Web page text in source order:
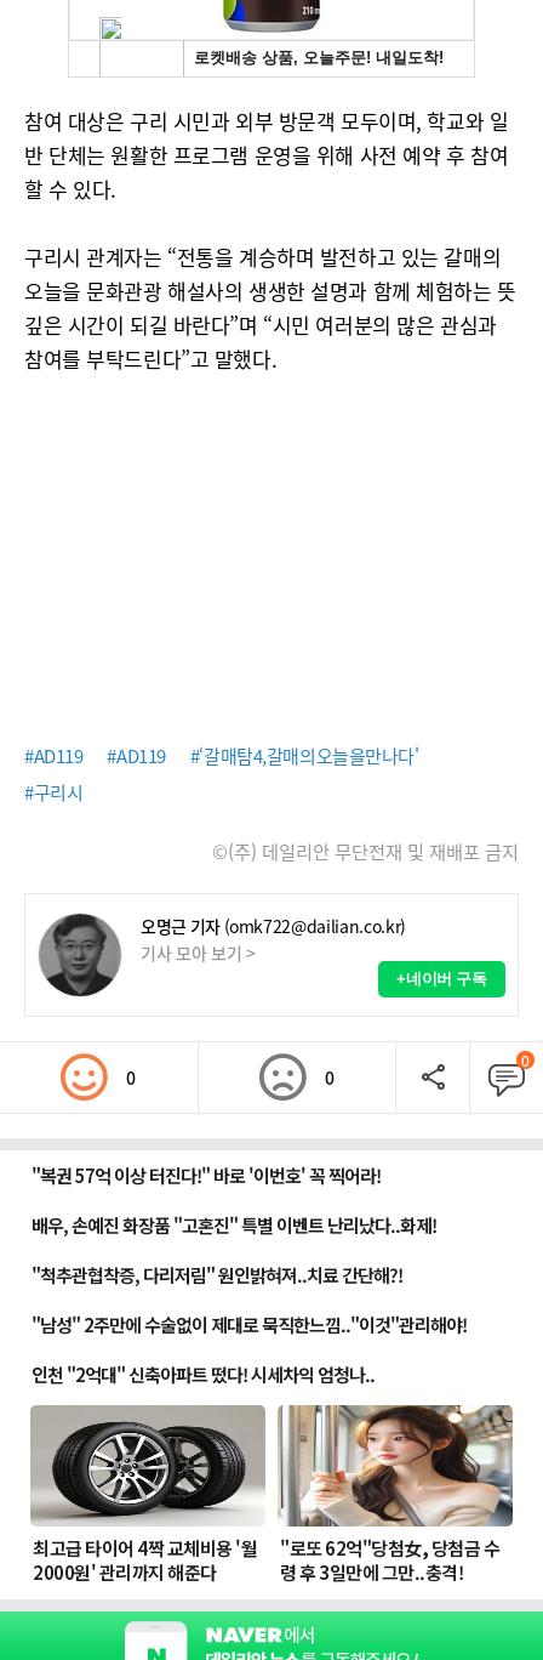
참여 대상은 구리 시민과 외부 방문객 모두이며, 학교와 일
반 단체는 원활한 프로그램 운영을 위해 사전 예약 후 참여
할 수 있다.
구리시 관계자는 “전통을 계승하며 발전하고 있는 갈매의
오늘을 문화관광 해설사의 생생한 설명과 함께 체험하는 뜻
깊은 시간이 되길 바란다”며 “시민 여러분의 많은 관심과
참여를 부탁드린다”고 말했다.
#AD119 #AD119
#‘갈매탐4,갈매의오늘을만나다'
#구리시
©(주) 데일리안 무단전재 및 재배포 금지
오명근 기자 (omk722@dailian.co.kr)
기사 모아 보기 >
+네이버 구독
0 0
0